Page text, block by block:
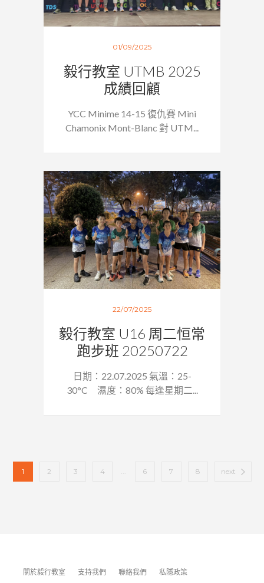
01/09/2025
毅行教室 UTMB 2025
成績回顧
YCC Minime 14-15 復仇賽 Mini
Chamonix Mont-Blanc 對 UTM...
22/07/2025
毅行教室 U16 周二恒常
跑步班 20250722
日期：22.07.2025 氣溫：25-
30°C 濕度：80% 每逢星期二...
1 2 3 4 ... 6 7 8 next
關於毅行教室 支持我們 聯絡我們 私隱政策